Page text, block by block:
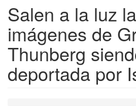
Salen a la luz
imágenes de
Thunberg
deportada por